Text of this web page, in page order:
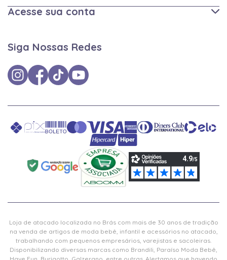
Acesse sua conta
Siga Nossas Redes
Loja de atacado localizada no Brás com mais de 30 anos de tradição
na venda de artigos de moda bebê, infantil e acessórios no atacado,
trabalhando com pequenos empresários, varejistas e sacoleiras.
Disponibilizando diversas marcas como Brandili, Paraíso Moda Bebê,